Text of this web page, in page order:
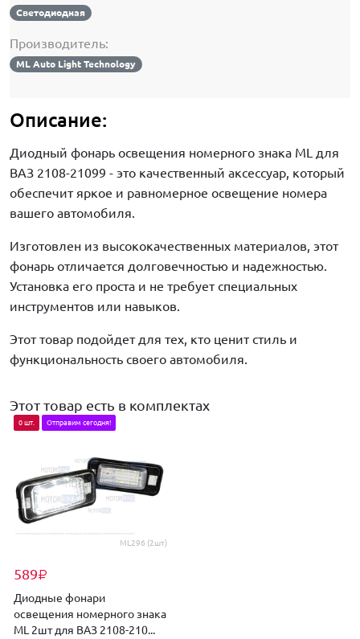
Светодиодная
Производитель:
ML Auto Light Technology
Описание:
Диодный фонарь освещения номерного знака ML для
ВАЗ 2108-21099 - это качественный аксессуар, который
обеспечит яркое и равномерное освещение номера
вашего автомобиля.
Изготовлен из высококачественных материалов, этот
фонарь отличается долговечностью и надежностью.
Установка его проста и не требует специальных
инструментов или навыков.
Этот товар подойдет для тех, кто ценит стиль и
функциональность своего автомобиля.
Этот товар есть в комплектах
ML296 (2шт)
589₽
0 шт. Отправим сегодня!
Диодные фонари
освещения номерного знака
ML 2шт для ВАЗ 2108-210...